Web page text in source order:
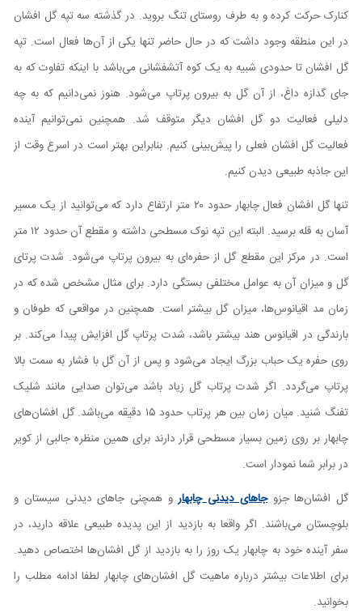
کنارک حرکت کرده و به طرف روستای تنگ بروید. در گذشته سه تپه گل افشان
در این منطقه وجود داشت که در حال حاضر تنها یکی از آن‌ها فعال است. تپه
گل افشان تا حدودی شبیه به یک کوه آتشفشانی می‌باشد با اینکه تفاوت که به
جای گدازه داغ، از آن گل به بیرون پرتاپ می‌شود. هنوز نمی‌دانیم که به چه
دلیلی فعالیت دو گل افشان دیگر متوقف شد. همچنین نمی‌توانیم آینده
فعالیت گل افشان فعلی را پیش‌بینی کنیم. بنابراین بهتر است در اسرع وقت از
این جاذبه طبیعی دیدن کنیم.
تنها گل افشان فعال چابهار حدود ۲۰ متر ارتفاع دارد که می‌توانید از یک مسیر
آسان به قله برسید. البته این تپه نوک مسطحی داشته و مقطع آن حدود ۱۲ متر
است. در مرکز این مقطع گل از حفره‌ای به بیرون پرتاپ می‌شود. شدت پرتای
گل و میزان آن به عوامل مختلفی بستگی دارد. برای مثال مشخص شده که در
زمان مد اقیانوس‌ها، میزان گل بیشتر است. همچنین در مواقعی که طوفان و
بارندگی در اقیانوس هند بیشتر باشد، شدت پرتاپ گل افزایش پیدا می‌کند. بر
روی حفره یک حباب بزرگ ایجاد می‌شود و پس از آن گل با فشار به سمت بالا
پرتاپ می‌گردد. اگر شدت پرتاب گل زیاد باشد می‌توان صدایی مانند شلیک
تفنگ شنید. میان زمان بین هر پرتاب حدود ۱۵ دقیقه می‌باشد. گل افشان‌های
چابهار بر روی زمین بسیار مسطحی قرار دارند برای همین منظره جالبی از کویر
در برابر شما نمودار است.
گل افشان‌ها جزو جاهای دیدنی چابهارو همچنی جاهای دیدنی سیستان و
بلوچستان می‌باشند. اگر واقعا به بازدید از این پدیده طبیعی علاقه دارید، در
سفر آینده خود به چابهار یک روز را به بازدید از گل افشان‌ها اختصاص دهید.
برای اطلاعات بیشتر درباره ماهیت گل افشان‌های چابهار لطفا ادامه مطلب را
بخوانید.